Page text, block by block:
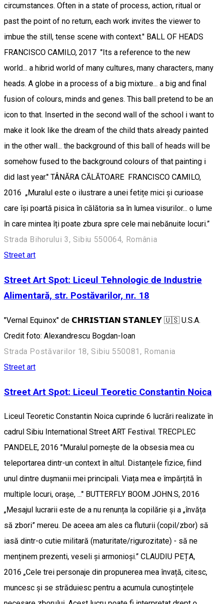
circumstances. Often in a state of process, action, ritual or
past the point of no return, each work invites the viewer to
imbue the still, tense scene with context." BALL OF HEADS
FRANCISCO CAMILO, 2017 "Its a reference to the new
world... a hibrid world of many cultures, many characters, many
heads. A globe in a process of a big mixture... a big and final
fusion of colours, minds and genes. This ball pretend to be an
icon to that. Inserted in the second wall of the school i want to
make it look like the dream of the child thats already painted
in the other wall... the background of this ball of heads will be
somehow fused to the background colours of that painting i
did last year." TÂNĂRA CĂLĂTOARE FRANCISCO CAMILO,
2016 „Muralul este o ilustrare a unei fetițe mici și curioase
care își poartă pisica în călătoria sa în lumea visurilor... o lume
în care mintea îți poate zbura spre cele mai nebănuite locuri.”
Strada Bihorului 3, Sibiu 550064, România
Street art
Street Art Spot: Liceul Tehnologic de Industrie
Alimentară, str. Postăvarilor, nr. 18
"Vernal Equinox" de 𝗖𝗛𝗥𝗜𝗦𝗧𝗜𝗔𝗡 𝗦𝗧𝗔𝗡𝗟𝗘𝗬 🇺🇸 U.S.A.
Credit foto: Alexandrescu Bogdan-Ioan
Strada Postăvarilor 18, Sibiu 550081, Romania
Street art
Street Art Spot: Liceul Teoretic Constantin Noica
Liceul Teoretic Constantin Noica cuprinde 6 lucrări realizate în
cadrul Sibiu International Street ART Festival. TRECPLEC
PANDELE, 2016 "Muralul pornește de la obsesia mea cu
teleportarea dintr-un context în altul. Distanțele fizice, fiind
unul dintre dușmanii mei principali. Viața mea e împărțită în
multiple locuri, orașe, ..." BUTTERFLY BOOM JOHN.S, 2016
„Mesajul lucrarii este de a nu renunța la copilărie și a „învăța
să zbori” mereu. De aceea am ales ca fluturii (copil/zbor) să
iasă dintr-o cutie militară (maturitate/rigurozitate) - să ne
menținem prezenti, veseli și armonioși.” CLAUDIU PEȚA,
2016 „Cele trei personaje din propunerea mea învață, citesc,
muncesc și se străduiesc pentru a acumula cunoștințele